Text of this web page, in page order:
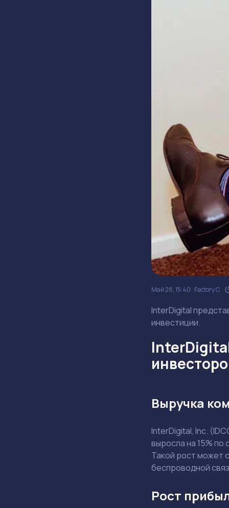
Май 28, 15:40 Factory C.
InterDigital
инвестиции.
Выручка
InterDigital, Inc.
выросла на 15%
Такой рост может
беспроводной
Рост